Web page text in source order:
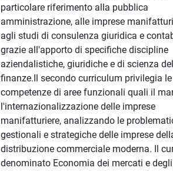
particolare riferimento alla pubblica
amministrazione, alle imprese
agli studi di consulenza giuridica e
grazie all'apporto di specifiche discipline
aziendalistiche, giuridiche e di scienza
finanze.Il secondo curriculum privilegia le
competenze di aree funzionali quali il
l'internazionalizzazione delle imprese
manifatturiere, analizzando le
gestionali e strategiche delle imprese
distribuzione commerciale moderna. Il
denominato Economia dei mercati e degli